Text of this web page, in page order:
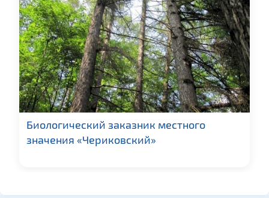
Биологический заказник местного
значения «Чериковский»